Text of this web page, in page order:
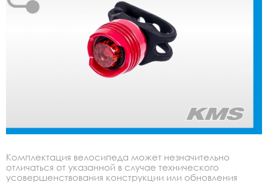
Комплектация велосипеда может незначительно
отличаться от указанной в случае технического
усовершенствования конструкции или обновления